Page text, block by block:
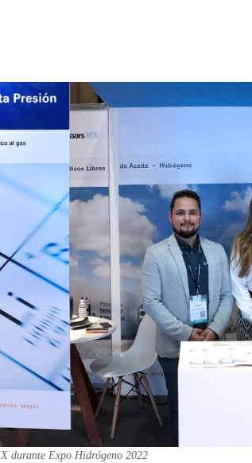
durante Expo Hidrógeno 2022